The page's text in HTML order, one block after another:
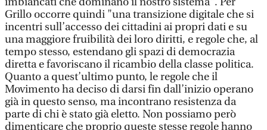
Grillo occorre quindi "una transizione digitale che si
incentri sull’accesso dei cittadini ai propri dati e su
una maggiore fruibilità dei loro diritti, e regole che, al
tempo stesso, estendano gli spazi di democrazia
diretta e favoriscano il ricambio della classe politica.
Quanto a quest’ultimo punto, le regole che il
Movimento ha deciso di darsi fin dall’inizio operano
già in questo senso, ma incontrano resistenza da
parte di chi è stato già eletto. Non possiamo però
dimenticare che proprio queste stesse regole hanno